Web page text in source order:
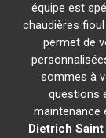
équipe est
chaudières fioul
permet de
sommes à
questions
maintenance
Dietrich Saint